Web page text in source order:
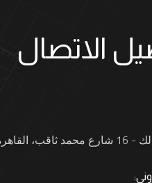
الاتصال
مصر.